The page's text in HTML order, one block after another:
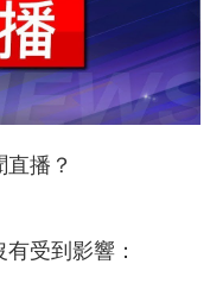
播？
受到影響：